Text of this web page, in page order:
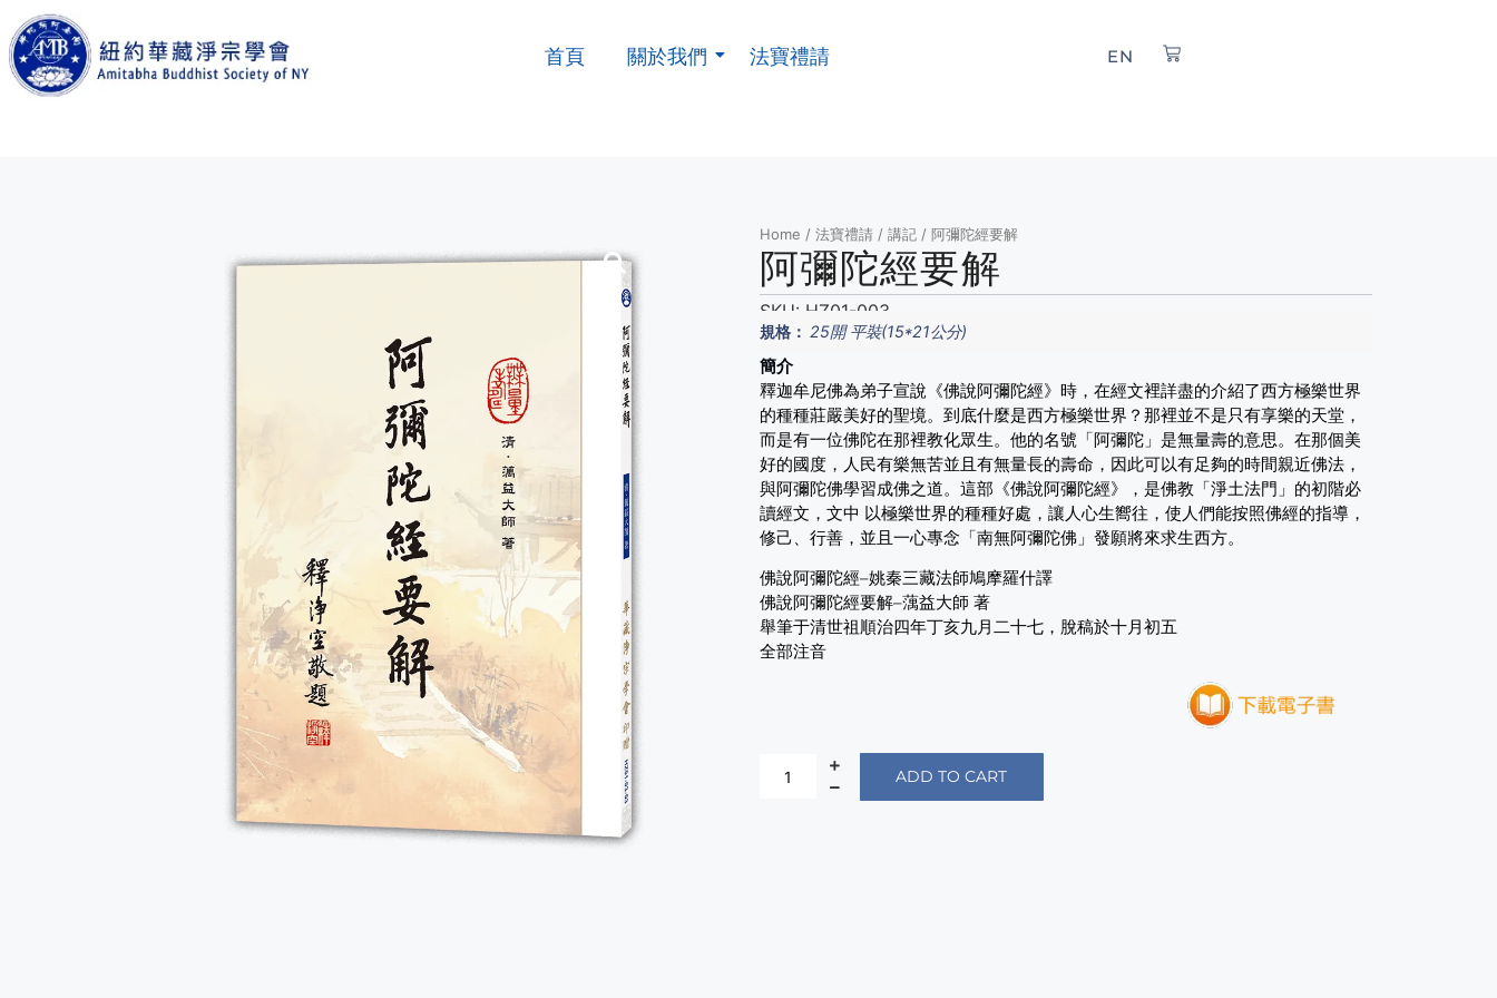
首頁 關於我們 法寶禮請 EN
Home / 法寶禮請 / 講記 / 阿彌陀經要解
阿彌陀經要解
SKU: HZ01-003
規格： 25開 平裝(15*21公分)
簡介
釋迦牟尼佛為弟子宣說《佛說阿彌陀經》時，在經文裡詳盡的介紹了西方極樂世界
的種種莊嚴美好的聖境。到底什麼是西方極樂世界？那裡並不是只有享樂的天堂，
而是有一位佛陀在那裡教化眾生。他的名號「阿彌陀」是無量壽的意思。在那個美
好的國度，人民有樂無苦並且有無量長的壽命，因此可以有足夠的時間親近佛法，
與阿彌陀佛學習成佛之道。這部《佛說阿彌陀經》，是佛教「淨土法門」的初階必
讀經文，文中 以極樂世界的種種好處，讓人心生嚮往，使人們能按照佛經的指導，
修己、行善，並且一心專念「南無阿彌陀佛」發願將來求生西方。
佛說阿彌陀經–姚秦三藏法師鳩摩羅什譯
佛說阿彌陀經要解–蕅益大師 著
舉筆于清世祖順治四年丁亥九月二十七，脫稿於十月初五
全部注音
ADD TO CART